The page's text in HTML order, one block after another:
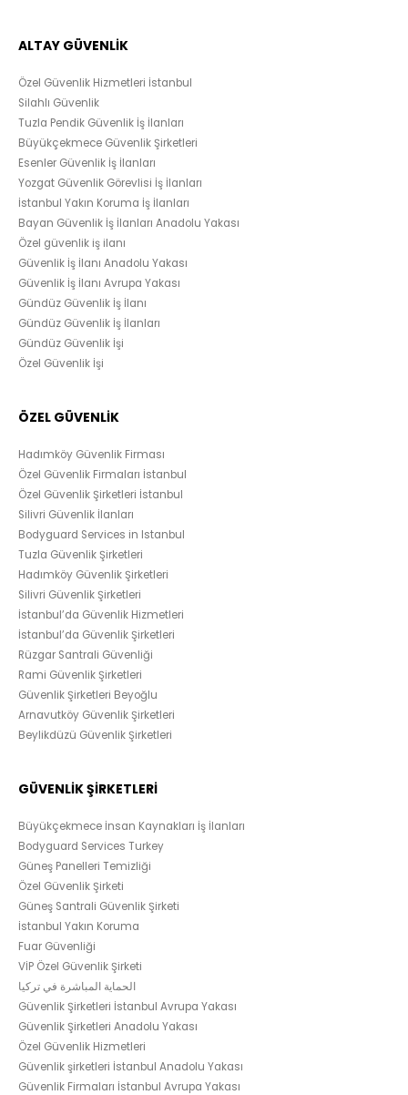
ALTAY GÜVENLİK
Özel Güvenlik Hizmetleri İstanbul
Silahlı Güvenlik
Tuzla Pendik Güvenlik İş İlanları
Büyükçekmece Güvenlik Şirketleri
Esenler Güvenlik İş İlanları
Yozgat Güvenlik Görevlisi İş İlanları
İstanbul Yakın Koruma İş İlanları
Bayan Güvenlik İş İlanları Anadolu Yakası
Özel güvenlik iş ilanı
Güvenlik İş İlanı Anadolu Yakası
Güvenlik İş İlanı Avrupa Yakası
Gündüz Güvenlik İş İlanı
Gündüz Güvenlik İş İlanları
Gündüz Güvenlik İşi
Özel Güvenlik İşi
ÖZEL GÜVENLİK
Hadımköy Güvenlik Firması
Özel Güvenlik Firmaları İstanbul
Özel Güvenlik Şirketleri İstanbul
Silivri Güvenlik İlanları
Bodyguard Services in Istanbul
Tuzla Güvenlik Şirketleri
Hadımköy Güvenlik Şirketleri
Silivri Güvenlik Şirketleri
İstanbul’da Güvenlik Hizmetleri
İstanbul’da Güvenlik Şirketleri
Rüzgar Santrali Güvenliği
Rami Güvenlik Şirketleri
Güvenlik Şirketleri Beyoğlu
Arnavutköy Güvenlik Şirketleri
Beylikdüzü Güvenlik Şirketleri
GÜVENLİK ŞİRKETLERİ
Büyükçekmece İnsan Kaynakları İş İlanları
Bodyguard Services Turkey
Güneş Panelleri Temizliği
Özel Güvenlik Şirketi
Güneş Santrali Güvenlik Şirketi
İstanbul Yakın Koruma
Fuar Güvenliği
VİP Özel Güvenlik Şirketi
الحماية المباشرة في تركيا
Güvenlik Şirketleri İstanbul Avrupa Yakası
Güvenlik Şirketleri Anadolu Yakası
Özel Güvenlik Hizmetleri
Güvenlik şirketleri İstanbul Anadolu Yakası
Güvenlik Firmaları İstanbul Avrupa Yakası